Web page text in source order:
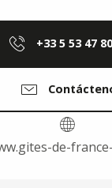
+33 5 53 47
de-